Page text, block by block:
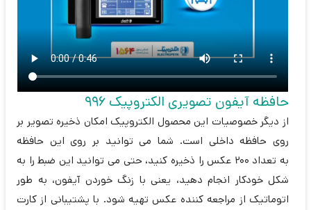
حافظه آیفون تصویری الکتروپیک 996
از دیگر خصوصیات این محصول الکتروپیک امکان ذخیره تصویر بر
روی حافظه داخلی است. شما می توانید بر روی این حافظه
به تعداد 200 عکس را ذخیره کنید، حتی می توانید این ضبط را به
شکل خودکار انجام دهید، یعنی با زنگ خوردن آیفون، به طور
اتوماتیک از مراجعه کننده عکس تهیه شود. با پشتیبانی از کارت